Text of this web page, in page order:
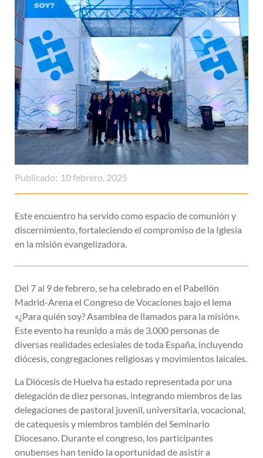
Publicado: 10 febrero, 2025
Este encuentro ha servido como espacio de comunión y
discernimiento, fortaleciendo el compromiso de la Iglesia
en la misión evangelizadora.
Del 7 al 9 de febrero, se ha celebrado en el Pabellón
Madrid-Arena el Congreso de Vocaciones bajo el lema
«¿Para quién soy? Asamblea de llamados para la misión».
Este evento ha reunido a más de 3.000 personas de
diversas realidades eclesiales de toda España, incluyendo
diócesis, congregaciones religiosas y movimientos laicales.
La Diócesis de Huelva ha estado representada por una
delegación de diez personas, integrando miembros de las
delegaciones de pastoral juvenil, universitaria, vocacional,
de catequesis y miembros también del Seminario
Diocesano. Durante el congreso, los participantes
onubenses han tenido la oportunidad de asistir a